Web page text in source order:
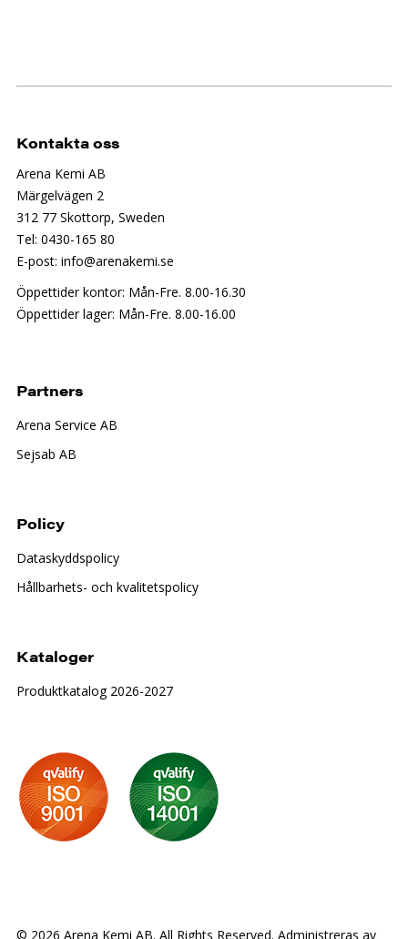
Kontakta oss
Arena Kemi AB
Märgelvägen 2
312 77 Skottorp, Sweden
Tel: 0430-165 80
E-post: info@arenakemi.se
Öppettider kontor: Mån-Fre. 8.00-16.30
Öppettider lager: Mån-Fre. 8.00-16.00
Partners
Arena Service AB
Sejsab AB
Policy
Dataskyddspolicy
Hållbarhets- och kvalitetspolicy
Kataloger
Produktkatalog 2026-2027
© 2026 Arena Kemi AB. All Rights Reserved. Administreras av